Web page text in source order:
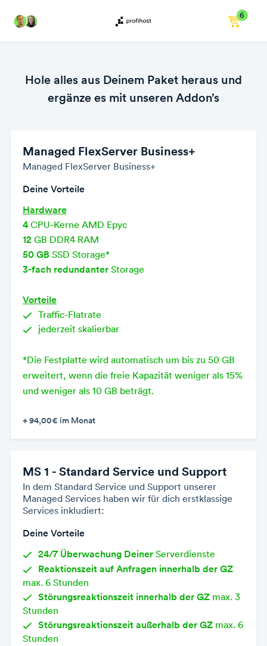
6
Hole alles aus Deinem Paket heraus und
ergänze es mit unseren Addon’s
Managed FlexServer Business+
Managed FlexServer Business+
Deine Vorteile
Hardware
4CPU-Kerne AMD Epyc
12 GB DDR4 RAM
50 GB SSD Storage*
3-fach redundanter Storage
Vorteile
Traffic-Flatrate
jederzeit skalierbar
*Die Festplatte wird automatisch um bis zu 50 GB
erweitert, wenn die freie Kapazität weniger als 15%
und weniger als 10 GB beträgt.
+ 94,00€ im Monat
MS 1 - Standard Service und Support
In dem Standard Service und Support unserer
Managed Services haben wir für dich erstklassige
Services inkludiert:
Deine Vorteile
24/7 Überwachung Deiner Serverdienste
Reaktionszeit auf Anfragen innerhalb der GZ
max. 6 Stunden
Störungsreaktionszeit innerhalb der GZ max. 3
Stunden
Störungsreaktionszeit außerhalb der GZ max. 6
Stunden